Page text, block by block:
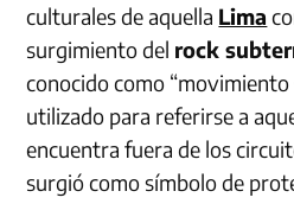
culturales de aquella Lima
surgimiento del rock
conocido como
utilizado para referirse a
encuentra fuera de los
surgió como símbolo de